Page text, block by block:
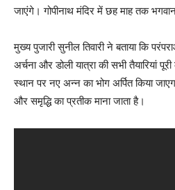
जाएंगे। गोपीनाथ मंदिर में छह माह तक
मुख्य पुजारी सुनील तिवारी ने बताया कि
अर्चना और डोली यात्रा की सभी तैयारियां
स्थान पर नए अन्न का भोग अर्पित किया
और समृद्धि का प्रतीक माना जाता है।